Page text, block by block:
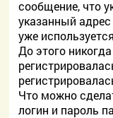
сообщение, что
указанный
уже
До этого
Что можно
логин и пароль